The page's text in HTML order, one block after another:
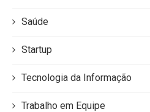
Saúde
Startup
Tecnologia da Informação
Trabalho em Equipe